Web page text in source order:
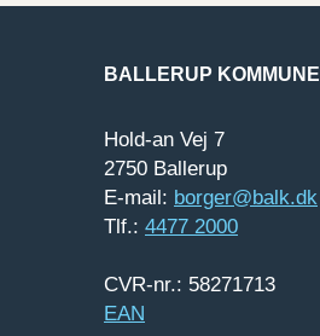
BALLERUP KOMMUNE
Hold-an Vej 7
2750 Ballerup
E-mail: borger@balk.dk
Tlf.: 4477 2000
CVR-nr.: 58271713
EAN